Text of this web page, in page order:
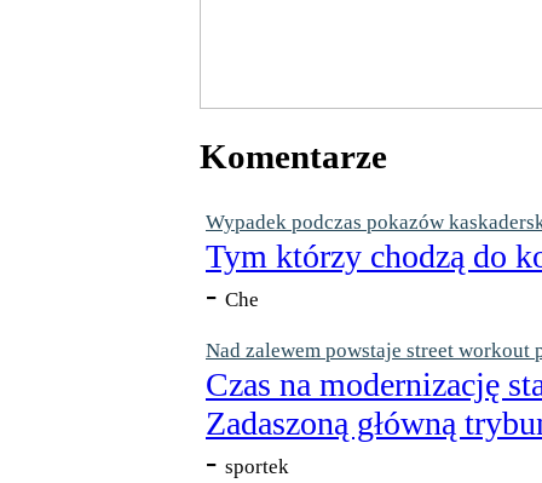
Komentarze
Wypadek podczas pokazów
Tym którzy chodzą do
- Che
Nad zalewem powstaje street workout
Czas na modernizację
Zadaszoną główną
- sportek